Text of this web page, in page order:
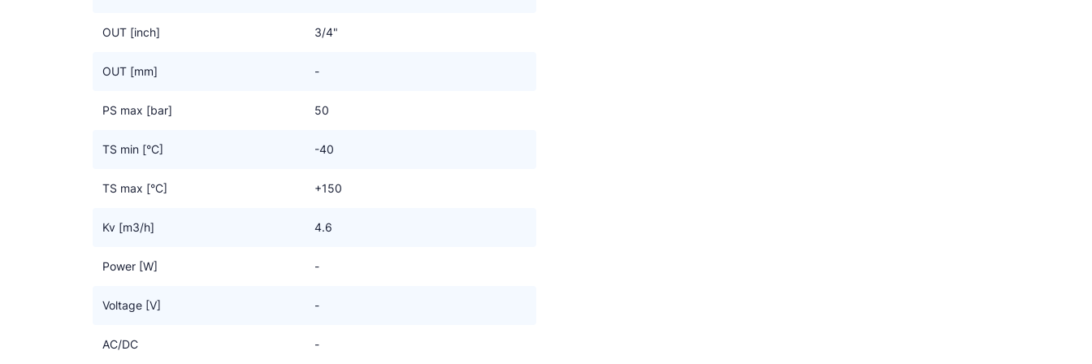
OUT [inch] 3/4"
OUT [mm] -
PS max [bar] 50
TS min [°C] -40
TS max [°C] +150
Kv [m3/h] 4.6
Power [W] -
Voltage [V] -
AC/DC -